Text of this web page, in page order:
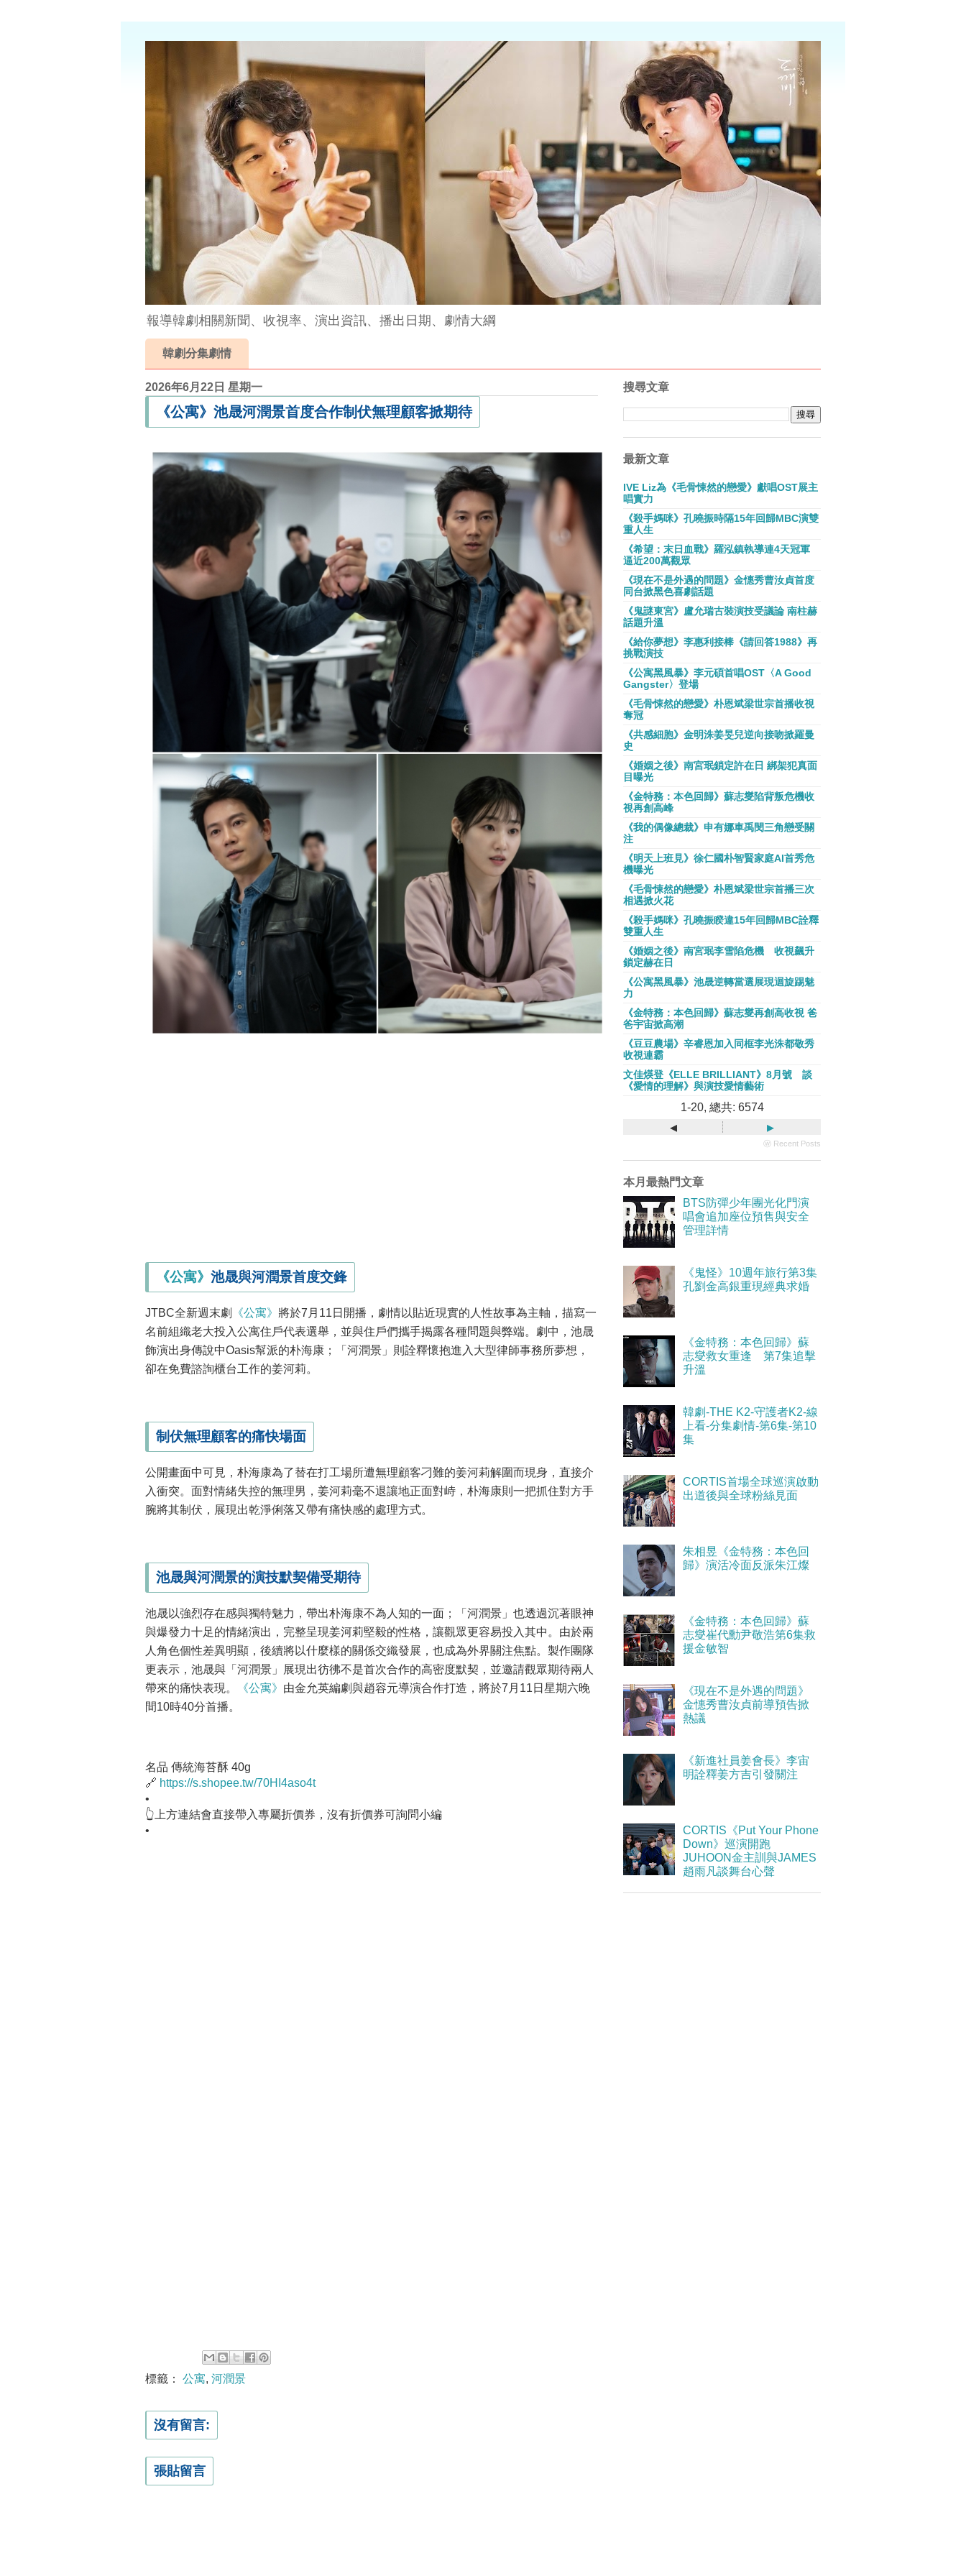
報導韓劇相關新聞、收視率、演出資訊、播出日期、劇情大綱
韓劇分集劇情
2026年6月22日 星期一
《公寓》池晟河潤景首度合作制伏無理顧客掀期待
《公寓》 池晟與河潤景首度交鋒
JTBC全新週末劇 《公寓》 將於7月11日開播，劇情以貼近現實的人性故事為主軸，描寫一
名前組織老大投入公寓住戶代表選舉，並與住戶們攜手揭露各種問題與弊端。劇中，池晟
飾演出身傳說中Oasis幫派的朴海康；「河潤景」則詮釋懷抱進入大型律師事務所夢想，
卻在免費諮詢櫃台工作的姜河莉。
制伏無理顧客的痛快場面
公開畫面中可見，朴海康為了替在打工場所遭無理顧客刁難的姜河莉解圍而現身，直接介
入衝突。面對情緒失控的無理男，姜河莉毫不退讓地正面對峙，朴海康則一把抓住對方手
腕將其制伏，展現出乾淨俐落又帶有痛快感的處理方式。
池晟與河潤景的演技默契備受期待
池晟以強烈存在感與獨特魅力，帶出朴海康不為人知的一面；「河潤景」也透過沉著眼神
與爆發力十足的情緒演出，完整呈現姜河莉堅毅的性格，讓觀眾更容易投入其中。由於兩
人角色個性差異明顯，後續將以什麼樣的關係交織發展，也成為外界關注焦點。製作團隊
更表示，池晟與「河潤景」展現出彷彿不是首次合作的高密度默契，並邀請觀眾期待兩人
帶來的痛快表現。
《公寓》 由金允英編劇與趙容元導演合作打造，將於7月11日星期六晚
間10時40分首播。
名品 傳統海苔酥 40g
🔗 https://s.shopee.tw/70HI4aso4t
•
👆上方連結會直接帶入專屬折價券，沒有折價券可詢問小編
•
標籤： 公寓, 河潤景
沒有留言:
張貼留言
搜尋文章
最新文章
IVE Liz為《毛骨悚然的戀愛》獻唱OST展主
唱實力
《殺手媽咪》孔曉振時隔15年回歸MBC演雙
重人生
《希望：末日血戰》羅泓鎮執導連4天冠軍
逼近200萬觀眾
《現在不是外遇的問題》金憓秀曹汝貞首度
同台掀黑色喜劇話題
《鬼謎東宮》盧允瑞古裝演技受議論 南柱赫
話題升溫
《給你夢想》李惠利接棒《請回答1988》再
挑戰演技
《公寓黑風暴》李元碩首唱OST〈A Good
Gangster〉登場
《毛骨悚然的戀愛》朴恩斌梁世宗首播收視
奪冠
《共感細胞》金明洙姜旻兒逆向接吻掀羅曼
史
《婚姻之後》南宮珉鎖定許在日 綁架犯真面
目曝光
《金特務：本色回歸》蘇志燮陷背叛危機收
視再創高峰
《我的偶像總裁》申有娜車禹閔三角戀受關
注
《明天上班見》徐仁國朴智賢家庭AI首秀危
機曝光
《毛骨悚然的戀愛》朴恩斌梁世宗首播三次
相遇掀火花
《殺手媽咪》孔曉振睽違15年回歸MBC詮釋
雙重人生
《婚姻之後》南宮珉李雪陷危機 收視飆升
鎖定赫在日
《公寓黑風暴》池晟逆轉當選展現迴旋踢魅
力
《金特務：本色回歸》蘇志燮再創高收視 爸
爸宇宙掀高潮
《豆豆農場》辛睿恩加入同框李光洙都敬秀
收視連霸
文佳煐登《ELLE BRILLIANT》8月號 談
《愛情的理解》與演技愛情藝術
1-20, 總共: 6574
◂ ▸
ⓦ Recent Posts
本月最熱門文章
BTS防彈少年團光化門演
唱會追加座位預售與安全
管理詳情
《鬼怪》10週年旅行第3集
孔劉金高銀重現經典求婚
《金特務：本色回歸》蘇
志燮救女重逢 第7集追擊
升溫
韓劇-THE K2-守護者K2-線
上看-分集劇情-第6集-第10
集
CORTIS首場全球巡演啟動
出道後與全球粉絲見面
朱相昱《金特務：本色回
歸》演活冷面反派朱江燦
《金特務：本色回歸》蘇
志燮崔代勳尹敬浩第6集救
援金敏智
《現在不是外遇的問題》
金憓秀曹汝貞前導預告掀
熱議
《新進社員姜會長》李宙
明詮釋姜方吉引發關注
CORTIS《Put Your Phone
Down》巡演開跑
JUHOON金主訓與JAMES
趙雨凡談舞台心聲